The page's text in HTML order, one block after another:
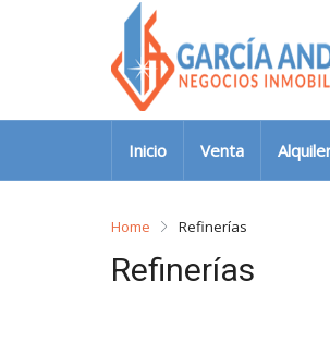
Inicio Venta
Home Refinerías
Refinerías